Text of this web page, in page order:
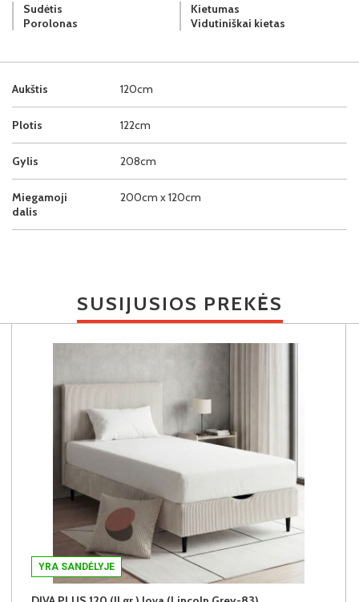
Aukštis 120cm
Plotis 122cm
Gylis 208cm
Miegamoji
dalis
200cm x 120cm
Sudėtis
Porolonas
Kietumas
Vidutiniškai kietas
SUSIJUSIOS PREKĖS
YRA SANDĖLYJE